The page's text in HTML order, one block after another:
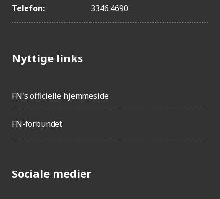
Telefon: 3346 4690
Nyttige links
FN's officielle hjemmeside
FN-forbundet
Sociale medier